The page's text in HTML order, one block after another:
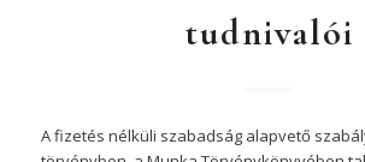
tudnivalói
A fizetés nélküli szabadság alapvető